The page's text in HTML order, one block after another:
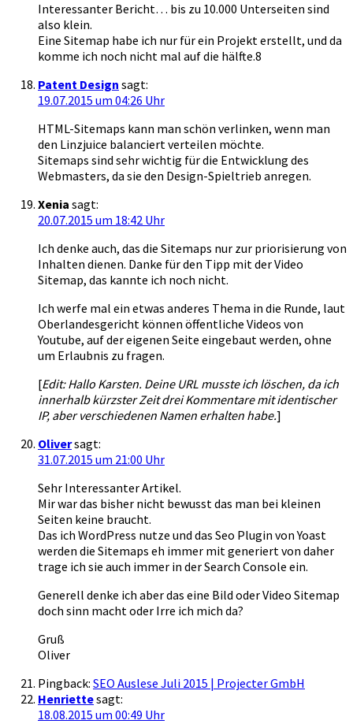
Interessanter Bericht… bis zu 10.000 Unterseiten sind
also klein.
Eine Sitemap habe ich nur für ein Projekt erstellt, und da
komme ich noch nicht mal auf die hälfte.8
Patent Design sagt:
19.07.2015 um 04:26 Uhr
HTML-Sitemaps kann man schön verlinken, wenn man
den Linzjuice balanciert verteilen möchte.
Sitemaps sind sehr wichtig für die Entwicklung des
Webmasters, da sie den Design-Spieltrieb anregen.
Xenia sagt:
20.07.2015 um 18:42 Uhr
Ich denke auch, das die Sitemaps nur zur priorisierung von
Inhalten dienen. Danke für den Tipp mit der Video
Sitemap, das kannte ich noch nicht.
Ich werfe mal ein etwas anderes Thema in die Runde, laut
Oberlandesgericht können öffentliche Videos von
Youtube, auf der eigenen Seite eingebaut werden, ohne
um Erlaubnis zu fragen.
[Edit: Hallo Karsten. Deine URL musste ich löschen, da ich
innerhalb kürzster Zeit drei Kommentare mit identischer
IP, aber verschiedenen Namen erhalten habe.]
Oliversagt:
31.07.2015 um 21:00 Uhr
Sehr Interessanter Artikel.
Mir war das bisher nicht bewusst das man bei kleinen
Seiten keine braucht.
Das ich WordPress nutze und das Seo Plugin von Yoast
werden die Sitemaps eh immer mit generiert von daher
trage ich sie auch immer in der Search Console ein.
Generell denke ich aber das eine Bild oder Video Sitemap
doch sinn macht oder Irre ich mich da?
Gruß
Oliver
Pingback: SEO Auslese Juli 2015 | Projecter GmbH
Henriettesagt:
18.08.2015 um 00:49 Uhr